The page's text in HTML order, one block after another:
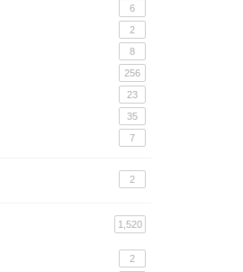
6
2
8
256
23
35
7
2
1,520
2